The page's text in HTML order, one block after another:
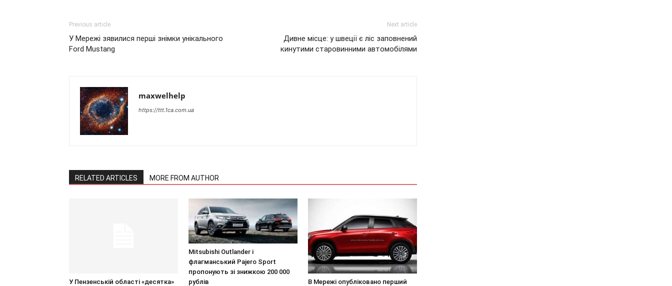
Previous article
У Мережі зявилися перші знімки унікального
Ford Mustang
Next article
Дивне місце: у швеції є ліс заповнений
кинутими старовинними автомобілями
maxwelhelp
https://ttt.1ca.com.ua
RELATED ARTICLES MORE FROM AUTHOR
У Пензенській області «десятка»
Mitsubishi Outlander і
флагманський Pajero Sport
пропонують зі знижкою 200 000
рублів
В Мережі опубліковано перший